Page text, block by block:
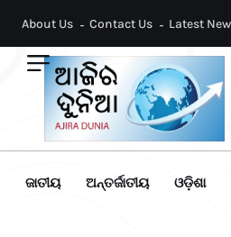
About Us Contact Us Latest
ଜାତୀୟ ଅନ୍ତର୍ଜାତୀୟ ଓଡ଼ିଶା